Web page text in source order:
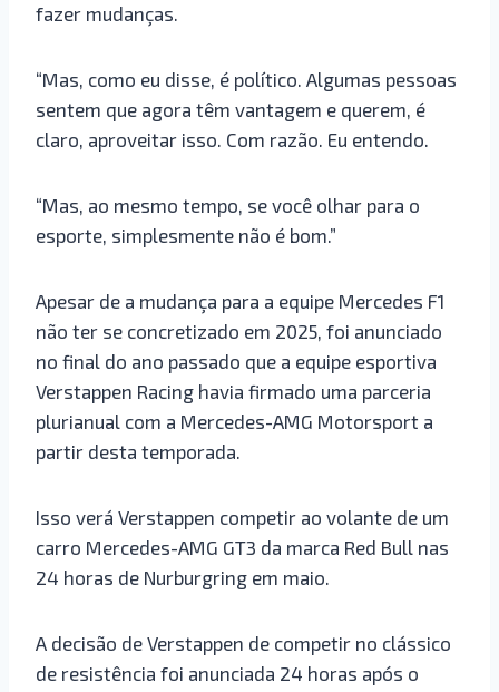
fazer mudanças.
“Mas, como eu disse, é político. Algumas pessoas
sentem que agora têm vantagem e querem, é
claro, aproveitar isso. Com razão. Eu entendo.
“Mas, ao mesmo tempo, se você olhar para o
esporte, simplesmente não é bom.”
Apesar de a mudança para a equipe Mercedes F1
não ter se concretizado em 2025, foi anunciado
no final do ano passado que a equipe esportiva
Verstappen Racing havia firmado uma parceria
plurianual com a Mercedes-AMG Motorsport a
partir desta temporada.
Isso verá Verstappen competir ao volante de um
carro Mercedes-AMG GT3 da marca Red Bull nas
24 horas de Nurburgring em maio.
A decisão de Verstappen de competir no clássico
de resistência foi anunciada 24 horas após o